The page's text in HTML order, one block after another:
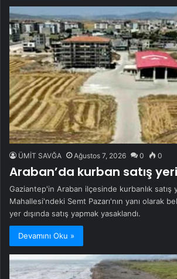
ÜMİT SAVĞA Ağustos 7, 2026 0 0
Araban’da kurban satış
Gaziantep'in Araban ilçesinde kurbanlık satış
Mahallesi'ndeki Semt Pazarı'nın yanı olarak
yer dışında satış yapmak yasaklandı.
Devamını Oku »